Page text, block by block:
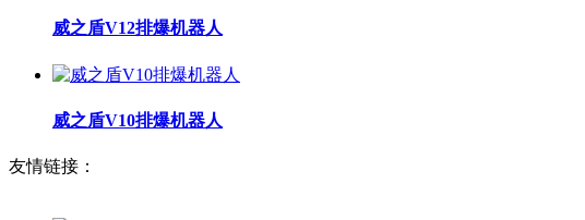
威之盾V12排爆机器人
威之盾V10排爆机器人
友情链接：